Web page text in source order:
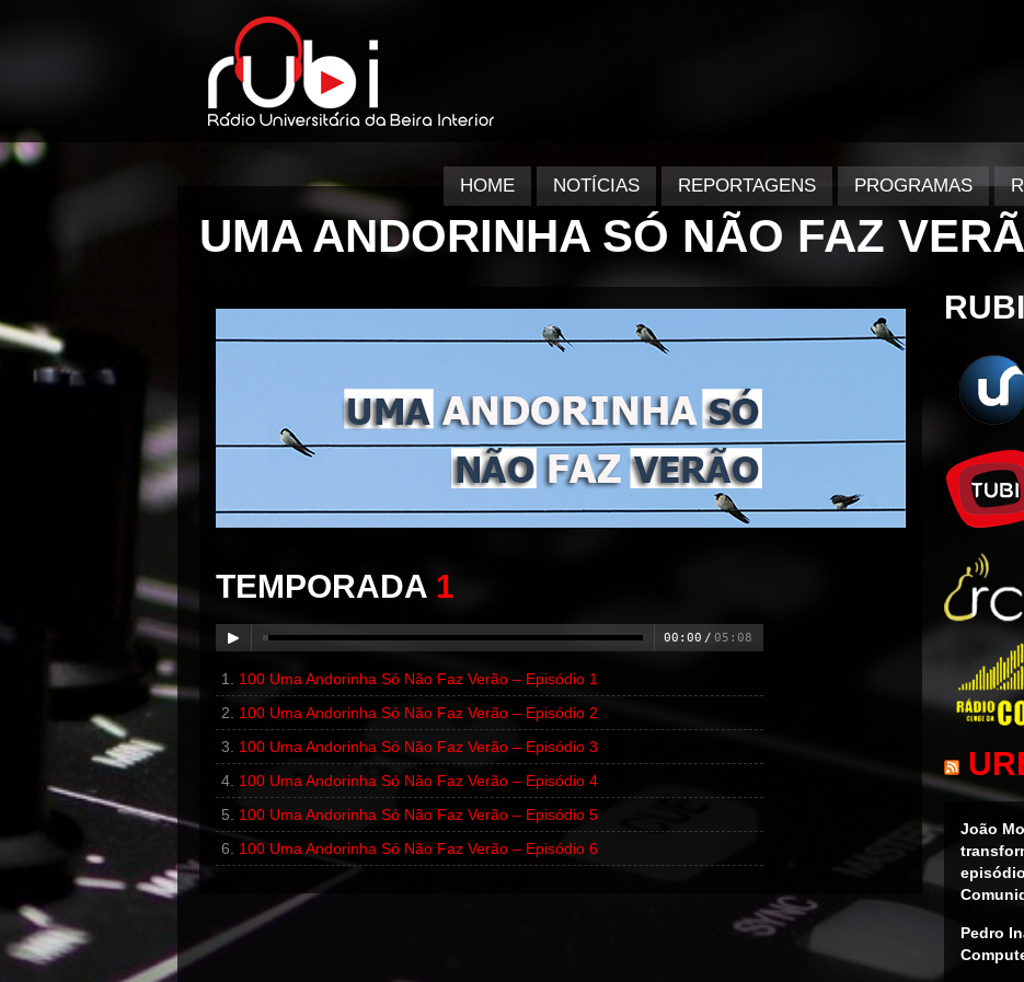
HOME NOTÍCIAS REPORTAGENS PROGRAMAS
UMA ANDORINHA SÓ NÃO FAZ
TEMPORADA 1
00:00 / 05:08
00:00 /00:00
100 Uma Andorinha Só Não Faz Verão – Episódio 1
100 Uma Andorinha Só Não Faz Verão – Episódio 2
100 Uma Andorinha Só Não Faz Verão – Episódio 3
100 Uma Andorinha Só Não Faz Verão – Episódio 4
100 Uma Andorinha Só Não Faz Verão – Episódio 5
100 Uma Andorinha Só Não Faz Verão – Episódio 6
RUBI
João
Pedro